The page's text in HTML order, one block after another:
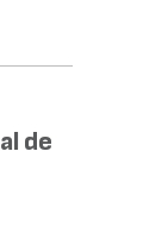
de